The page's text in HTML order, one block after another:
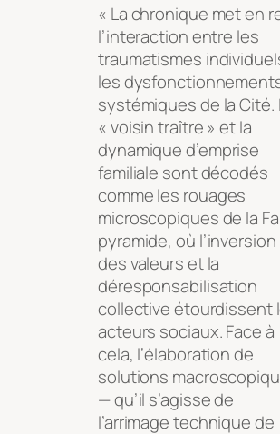
« La chronique met en
l’interaction entre les
traumatismes
les
systémiques de la Cité.
« voisin traître » et la
dynamique d’emprise
familiale sont décodés
comme les rouages
microscopiques de la
pyramide, où l’inversion
des valeurs et la
déresponsabilisation
collective étourdissent
acteurs sociaux. Face à
cela, l’élaboration de
solutions
— qu’il s’agisse de
l’arrimage technique de